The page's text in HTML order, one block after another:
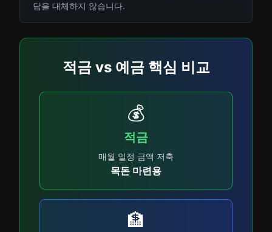
담을 대체하지 않습니다.
적금 vs 예금 핵심 비교
💰
적금
매월 일정 금액 저축
목돈 마련용
🏦